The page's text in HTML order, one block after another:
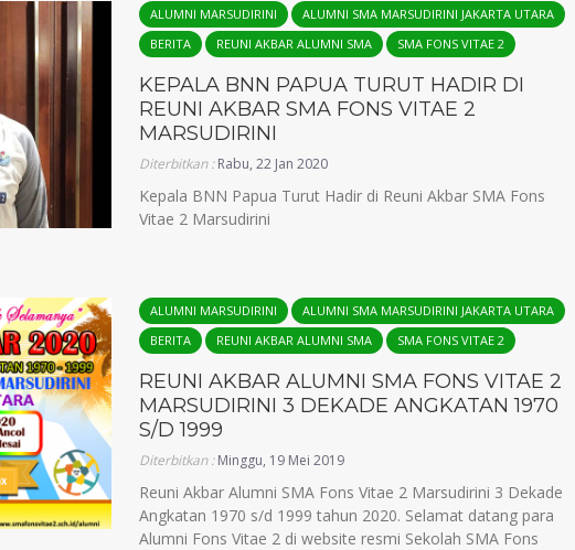
ALUMNI MARSUDIRINI
ALUMNI SMA MARSUDIRINI JAKARTA UTARA
BERITA
REUNI AKBAR ALUMNI SMA SMA FONS VITAE 2
KEPALA BNN PAPUA TURUT HADIR DI
REUNI AKBAR SMA FONS VITAE 2
MARSUDIRINI
Diterbitkan :Rabu, 22 Jan 2020
Kepala BNN Papua Turut Hadir di Reuni Akbar SMA Fons
Vitae 2 Marsudirini
ALUMNI MARSUDIRINI
ALUMNI SMA MARSUDIRINI JAKARTA UTARA
BERITA
REUNI AKBAR ALUMNI SMA SMA FONS VITAE 2
REUNI AKBAR ALUMNI SMA FONS VITAE 2
MARSUDIRINI 3 DEKADE ANGKATAN 1970
S/D 1999
Diterbitkan :Minggu, 19 Mei 2019
Reuni Akbar Alumni SMA Fons Vitae 2 Marsudirini 3 Dekade
Angkatan 1970 s/d 1999 tahun 2020. Selamat datang para
Alumni Fons Vitae 2 di website resmi Sekolah SMA Fons